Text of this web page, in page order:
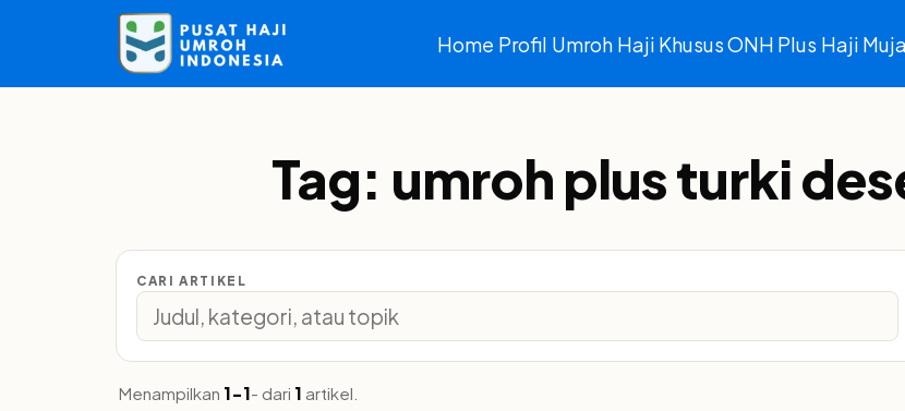
Home Profil Umroh Haji Khusus ONH Plus Haji
Tag: umroh plus turki
CARI ARTIKEL
Menampilkan 1-1- dari 1 artikel.